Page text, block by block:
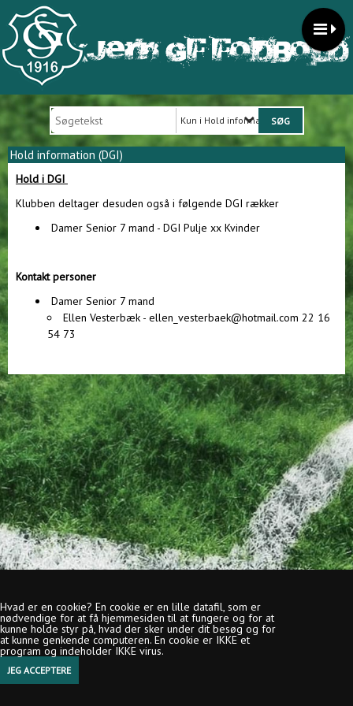
Kun i Hold information (DGI)
Hold information (DGI)
Hold i DGI
Klubben deltager desuden også i følgende DGI rækker
Damer Senior 7 mand - DGI Pulje xx Kvinder
Kontakt personer
Damer Senior 7 mand
Ellen Vesterbæk - ellen_vesterbaek@hotmail.com 22 16
54 73
Hvad er en cookie? En cookie er en lille datafil, som er
nødvendige for at få hjemmesiden til at fungere og for at
kunne holde styr på, hvad der sker under dit besøg og for
at kunne genkende computeren. En cookie er IKKE et
program og indeholder IKKE virus.